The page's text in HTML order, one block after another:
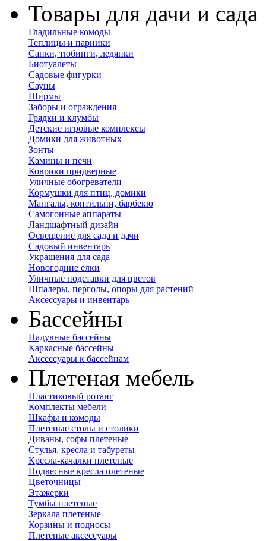
Товары для дачи и сада
Гладильные комоды
Теплицы и парники
Санки, тюбинги, ледянки
Биотуалеты
Садовые фигурки
Сауны
Ширмы
Заборы и ограждения
Грядки и клумбы
Детские игровые комплексы
Домики для животных
Зонты
Камины и печи
Коврики придверные
Уличные обогреватели
Кормушки для птиц, домики
Мангалы, коптильни, барбекю
Самогонные аппараты
Ландшафтный дизайн
Освещение для сада и дачи
Садовый инвентарь
Украшения для сада
Новогодние елки
Уличные подставки для цветов
Шпалеры, перголы, опоры для растений
Аксессуары и инвентарь
Бассейны
Надувные бассейны
Каркасные бассейны
Аксессуары к бассейнам
Плетеная мебель
Пластиковый ротанг
Комплекты мебели
Шкафы и комоды
Плетеные столы и столики
Диваны, софы плетеные
Стулья, кресла и табуреты
Кресла-качалки плетеные
Подвесные кресла плетеные
Цветочницы
Этажерки
Тумбы плетеные
Зеркала плетеные
Корзины и подносы
Плетеные аксессуары